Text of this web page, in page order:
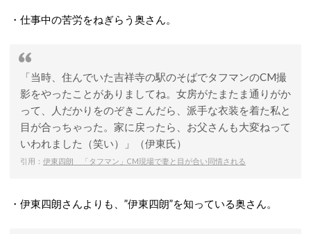
・仕事中の苦労をねぎらう奥さん。
「当時、住んでいた吉祥寺の駅のそばでタフマンのCM撮
影をやったことがありましてね。女房がたまたま通りがか
って、人だかりをのぞきこんだら、派手な衣装を着た私と
目が合っちゃった。家に戻ったら、お父さんも大変ねって
いわれました（笑い）」（伊東氏）
引用： 伊東四朗 「タフマン」CM現場で妻と目が合い同情される
・伊東四朗さんよりも、”伊東四朗”を知っている奥さん。